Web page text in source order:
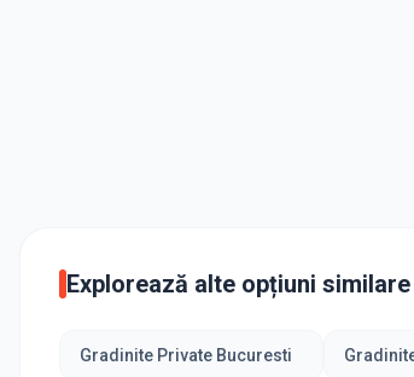
Explorează alte opțiuni similare
Gradinite Private Bucuresti